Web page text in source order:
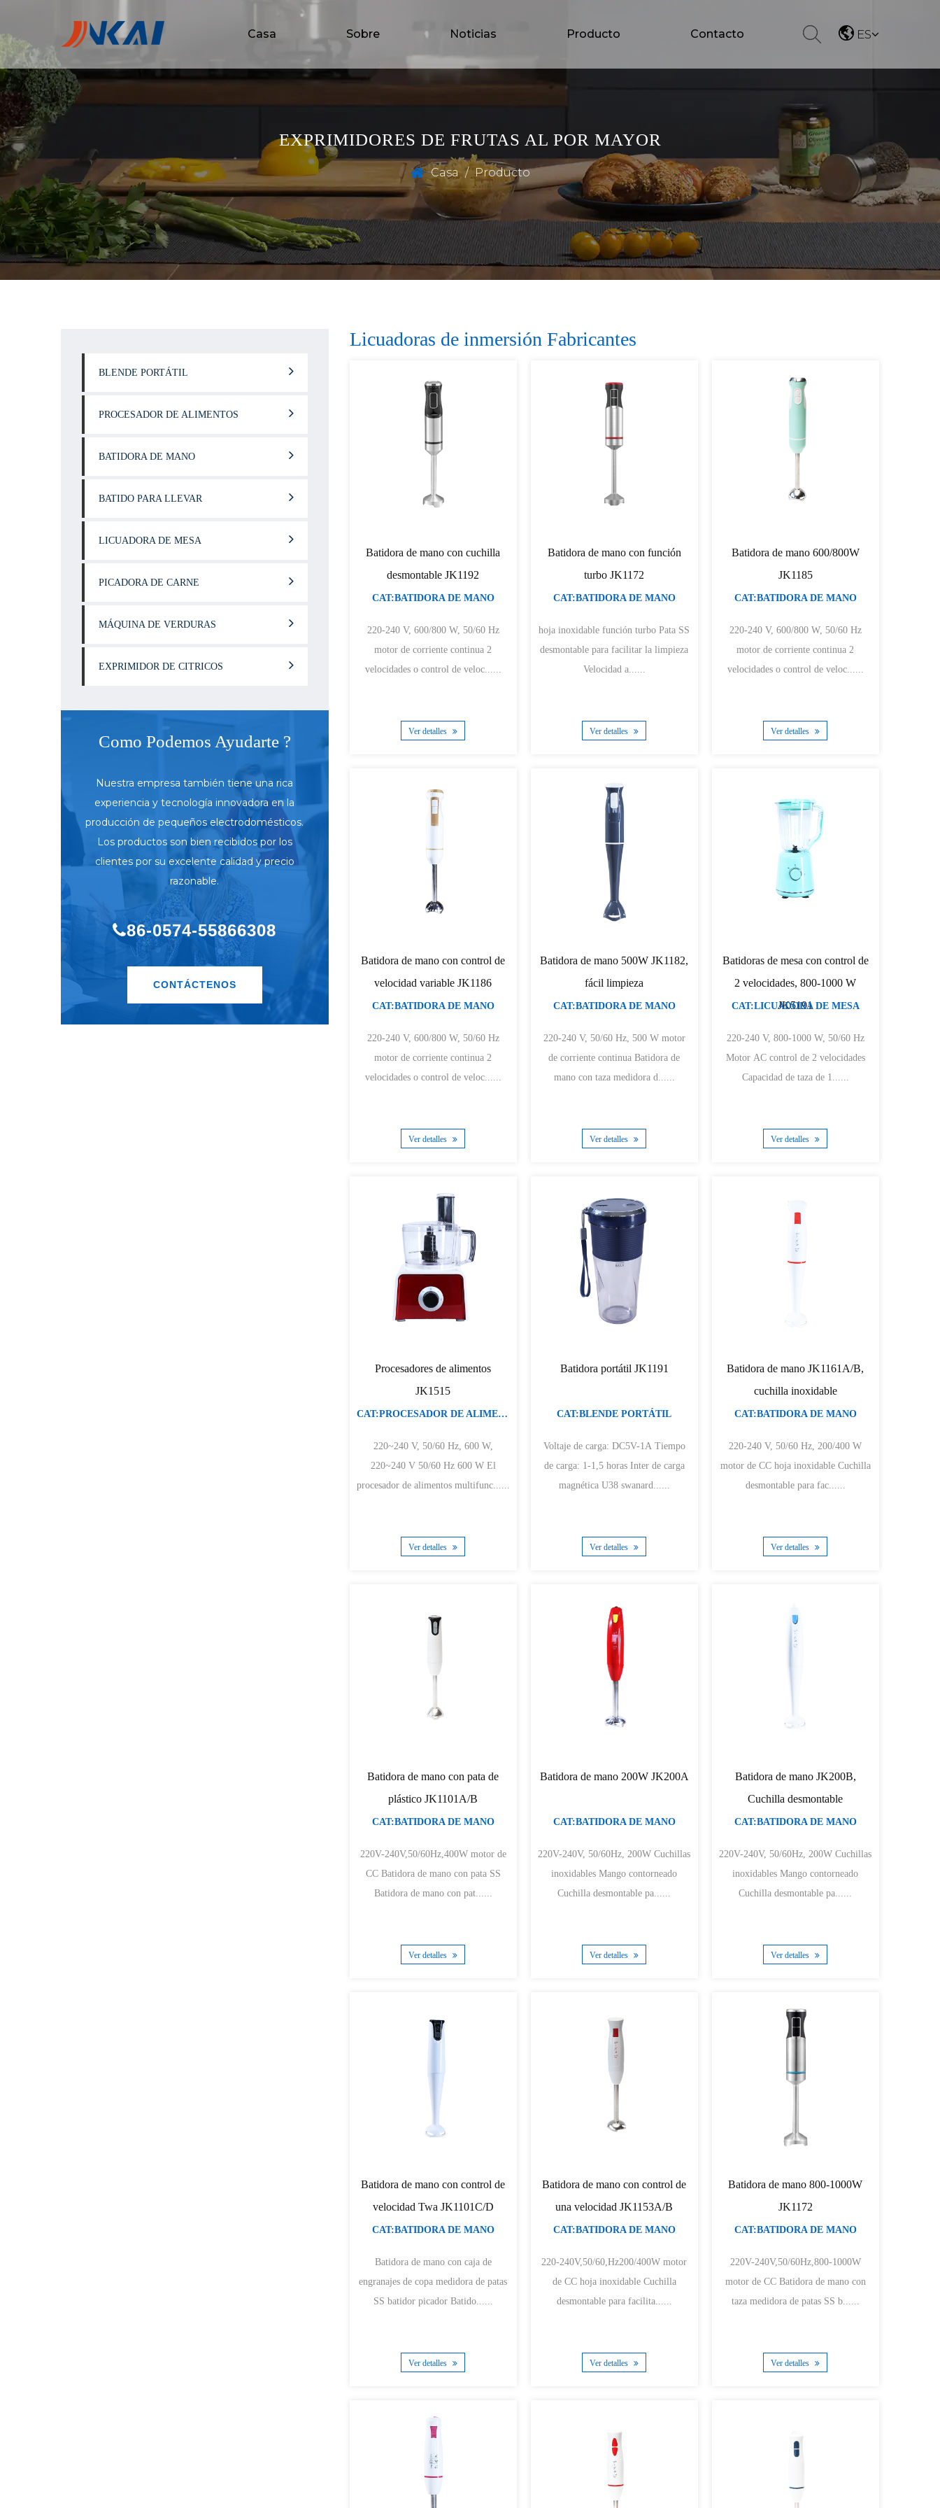
Casa Sobre Noticias Producto Contacto ES
EXPRIMIDORES DE FRUTAS AL POR MAYOR
Casa / Producto
BLENDE PORTÁTIL
PROCESADOR DE ALIMENTOS
BATIDORA DE MANO
BATIDO PARA LLEVAR
LICUADORA DE MESA
PICADORA DE CARNE
MÁQUINA DE VERDURAS
EXPRIMIDOR DE CITRICOS
Como Podemos Ayudarte ?
Nuestra empresa también tiene una rica
experiencia y tecnología innovadora en la
producción de pequeños electrodomésticos.
Los productos son bien recibidos por los
clientes por su excelente calidad y precio
razonable.
86-0574-55866308
CONTÁCTENOS
Licuadoras de inmersión Fabricantes
Batidora de mano con cuchilla
desmontable JK1192
CAT:BATIDORA DE MANO
220-240 V, 600/800 W, 50/60 Hz
motor de corriente continua 2
velocidades o control de veloc......
Ver detalles
Batidora de mano con función
turbo JK1172
CAT:BATIDORA DE MANO
hoja inoxidable función turbo Pata SS
desmontable para facilitar la limpieza
Velocidad a......
Ver detalles
Batidora de mano 600/800W
JK1185
CAT:BATIDORA DE MANO
220-240 V, 600/800 W, 50/60 Hz
motor de corriente continua 2
velocidades o control de veloc......
Ver detalles
Batidora de mano con control de
velocidad variable JK1186
CAT:BATIDORA DE MANO
220-240 V, 600/800 W, 50/60 Hz
motor de corriente continua 2
velocidades o control de veloc......
Ver detalles
Batidora de mano 500W JK1182,
fácil limpieza
CAT:BATIDORA DE MANO
220-240 V, 50/60 Hz, 500 W motor
de corriente continua Batidora de
mano con taza medidora d......
Ver detalles
Batidoras de mesa con control de
2 velocidades, 800-1000 W
JK5191
CAT:LICUADORA DE MESA
220-240 V, 800-1000 W, 50/60 Hz
Motor AC control de 2 velocidades
Capacidad de taza de 1......
Ver detalles
Procesadores de alimentos
JK1515
CAT:PROCESADOR DE ALIMENTOS
220~240 V, 50/60 Hz, 600 W,
220~240 V 50/60 Hz 600 W El
procesador de alimentos multifunc......
Ver detalles
Batidora portátil JK1191
CAT:BLENDE PORTÁTIL
Voltaje de carga: DC5V-1A Tiempo
de carga: 1-1,5 horas Inter de carga
magnética U38 swanard......
Ver detalles
Batidora de mano JK1161A/B,
cuchilla inoxidable
CAT:BATIDORA DE MANO
220-240 V, 50/60 Hz, 200/400 W
motor de CC hoja inoxidable Cuchilla
desmontable para fac......
Ver detalles
Batidora de mano con pata de
plástico JK1101A/B
CAT:BATIDORA DE MANO
220V-240V,50/60Hz,400W motor de
CC Batidora de mano con pata SS
Batidora de mano con pat......
Ver detalles
Batidora de mano 200W JK200A
CAT:BATIDORA DE MANO
220V-240V, 50/60Hz, 200W Cuchillas
inoxidables Mango contorneado
Cuchilla desmontable pa......
Ver detalles
Batidora de mano JK200B,
Cuchilla desmontable
CAT:BATIDORA DE MANO
220V-240V, 50/60Hz, 200W Cuchillas
inoxidables Mango contorneado
Cuchilla desmontable pa......
Ver detalles
Batidora de mano con control de
velocidad Twa JK1101C/D
CAT:BATIDORA DE MANO
Batidora de mano con caja de
engranajes de copa medidora de patas
SS batidor picador Batido......
Ver detalles
Batidora de mano con control de
una velocidad JK1153A/B
CAT:BATIDORA DE MANO
220-240V,50/60,Hz200/400W motor
de CC hoja inoxidable Cuchilla
desmontable para facilita......
Ver detalles
Batidora de mano 800-1000W
JK1172
CAT:BATIDORA DE MANO
220V-240V,50/60Hz,800-1000W
motor de CC Batidora de mano con
taza medidora de patas SS b......
Ver detalles